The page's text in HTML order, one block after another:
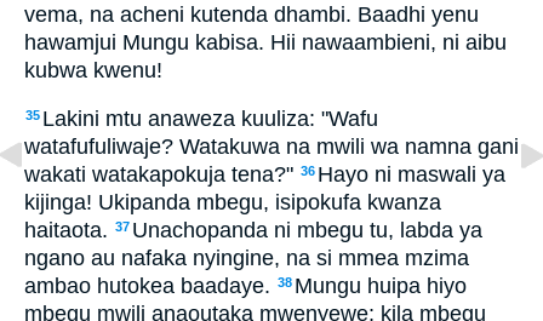
vema, na acheni kutenda dhambi. Baadhi yenu
hawamjui Mungu kabisa. Hii nawaambieni, ni aibu
kubwa kwenu!
35 Lakini mtu anaweza kuuliza: "Wafu
watafufuliwaje? Watakuwa na mwili wa namna gani
wakati watakapokuja tena?" 36 Hayo ni maswali ya
kijinga! Ukipanda mbegu, isipokufa kwanza
haitaota. 37 Unachopanda ni mbegu tu, labda ya
ngano au nafaka nyingine, na si mmea mzima
ambao hutokea baadaye. 38 Mungu huipa hiyo
mbegu mwili anaoutaka mwenyewe; kila mbegu